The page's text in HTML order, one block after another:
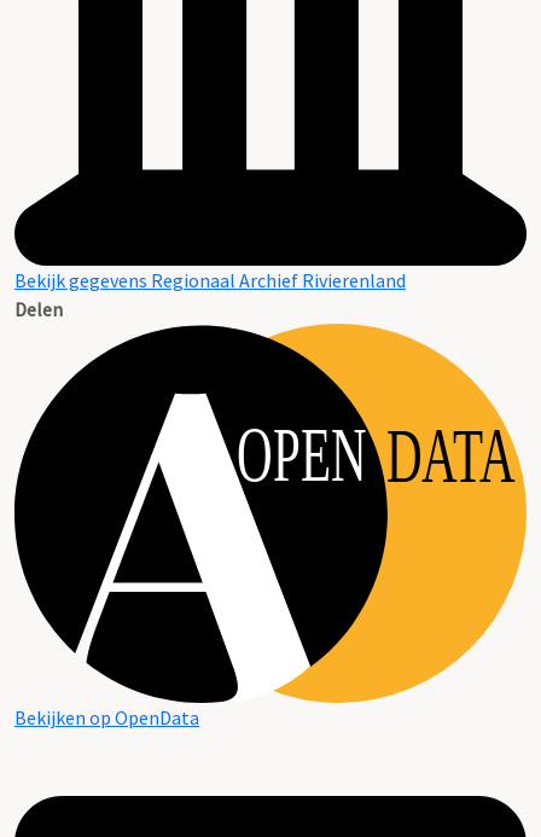
Bekijk gegevens Regionaal Archief Rivierenland
Delen
OPEN DATA
Bekijken op OpenData